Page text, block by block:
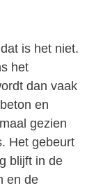
is het niet.
het
dan vaak
en
gezien
Het gebeurt
blijft in de
en de